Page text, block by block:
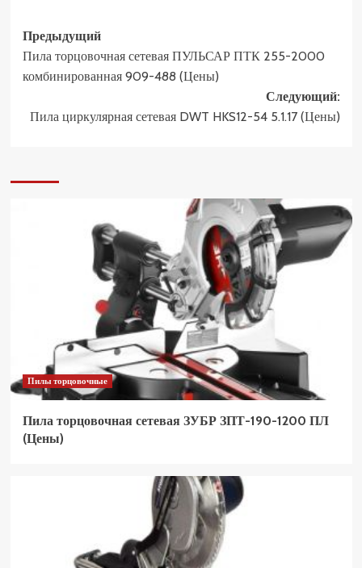
Навигация
записи
Предыдущий
Пила торцовочная сетевая ПУЛЬСАР ПТК 255-2000
комбинированная 909-488 (Цены)
Следующий:
Пила циркулярная сетевая DWT HKS12-54 5.1.17 (Цены)
Пилы торцовочные
Пила торцовочная сетевая ЗУБР ЗПТ-190-1200 ПЛ
(Цены)